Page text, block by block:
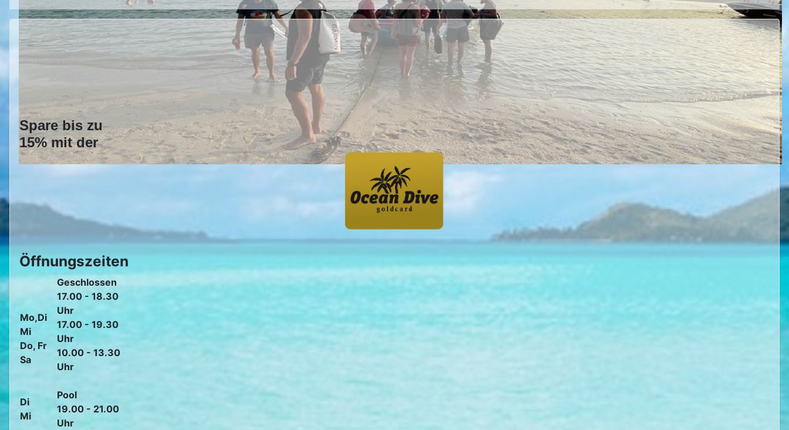
Spare bis zu
15% mit der
Öffnungszeiten
Mo,Di
Mi
Do, Fr
Sa
Di
Mi
Geschlossen
17.00 - 18.30
Uhr
17.00 - 19.30
Uhr
10.00 - 13.30
Uhr
Pool
19.00 - 21.00
Uhr